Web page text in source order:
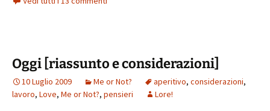
Oggi [riassunto e considerazioni]
10 Luglio 2009 Me or Not? aperitivo, considerazioni,
lavoro, Love, Me or Not?, pensieri Lore!